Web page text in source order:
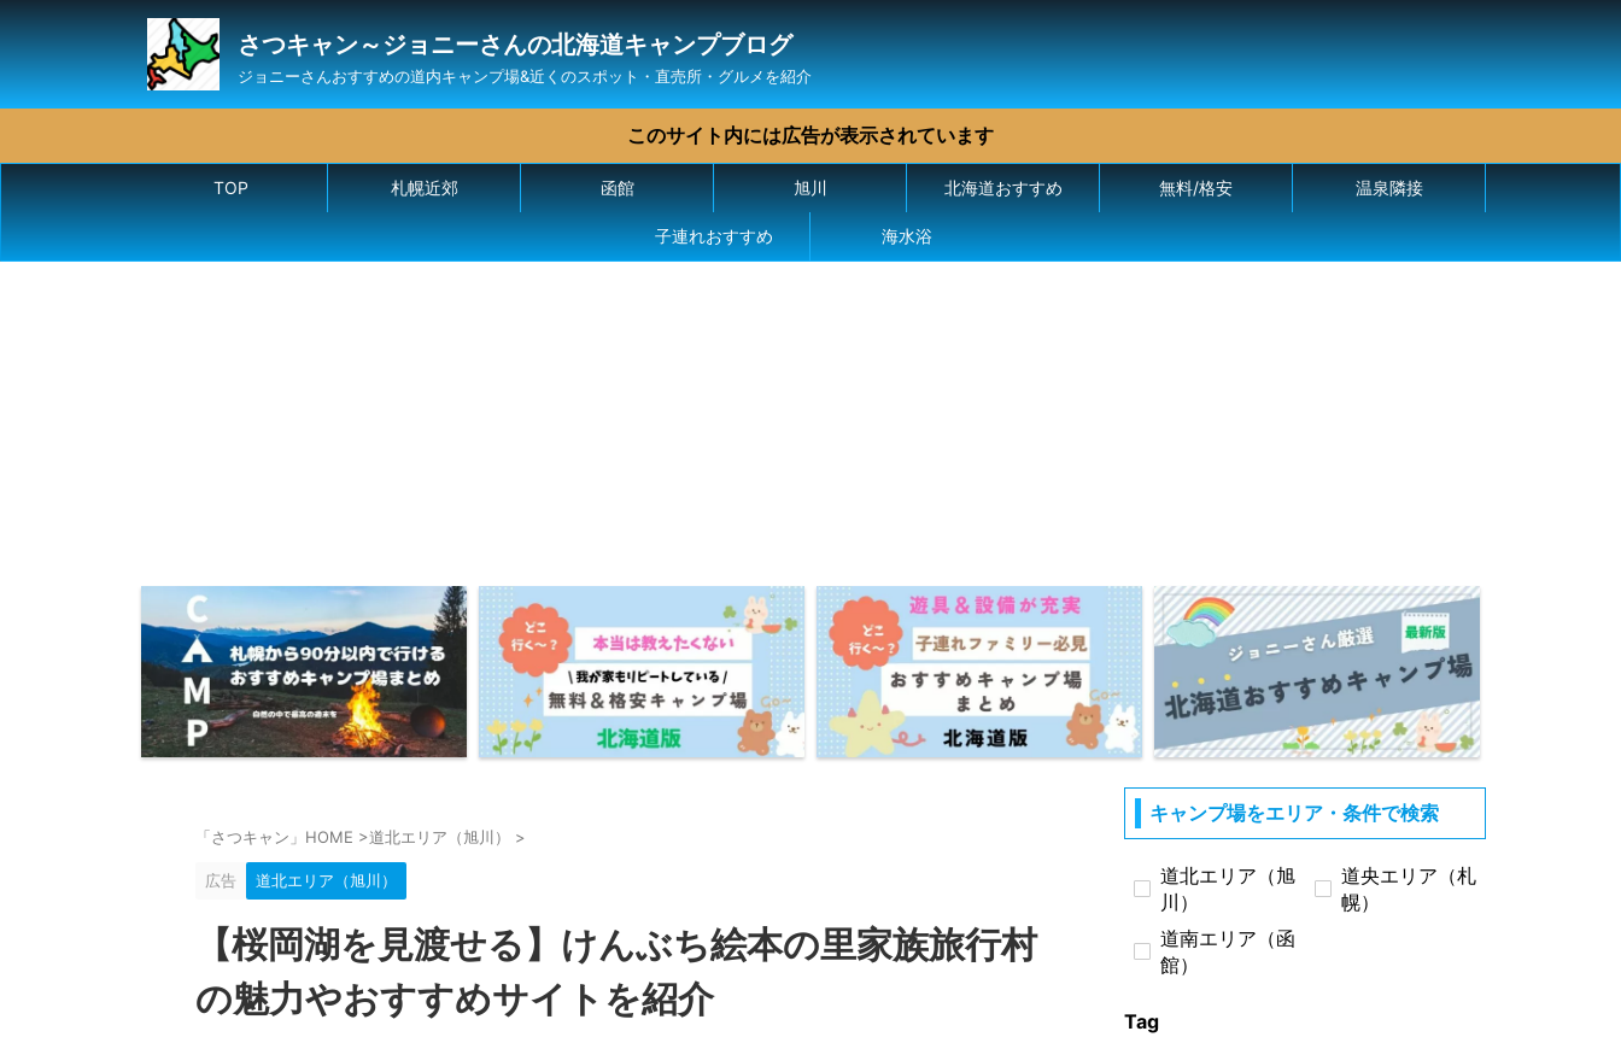
さつキャン～ジョニーさんの北海道キャンプブログ
ジョニーさんおすすめの道内キャンプ場&近くのスポット・直売所・グルメを紹介
このサイト内には広告が表示されています
TOP 札幌近郊 函館 旭川 北海道おすすめ 無料/格安 温泉隣接
子連れおすすめ 海水浴
「さつキャン」HOME >道北エリア（旭川） >
広告 道北エリア（旭川）
【桜岡湖を見渡せる】けんぶち絵本の里家族旅行村
の魅力やおすすめサイトを紹介
キャンプ場をエリア・条件で検索
道北エリア（旭
川）
道央エリア（札
幌）
道南エリア（函
館）
Tag